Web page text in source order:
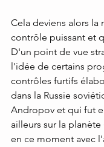
Cela deviens alors
contrôle puissant et
D'un point de vue
l'idée de certains
contrôles furtifs
dans la Russie
Andropov et qui fut
ailleurs sur la
en ce moment avec